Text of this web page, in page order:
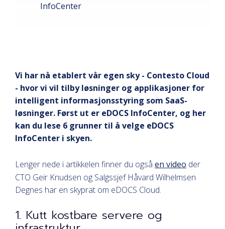
InfoCenter
Vi har nå etablert vår egen sky - Contesto Cloud
- hvor vi vil tilby løsninger og applikasjoner for
intelligent informasjonsstyring som SaaS-
løsninger. Først ut er eDOCS InfoCenter, og her
kan du lese 6 grunner til å velge eDOCS
InfoCenter i skyen.
Lenger nede i artikkelen finner du også en video der
CTO Geir Knudsen og Salgssjef Håvard Wilhelmsen
Degnes har en skyprat om eDOCS Cloud.
1. Kutt kostbare servere og